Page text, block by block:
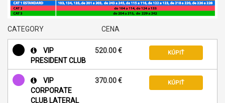
CATEGORY CENA
VIP
PRESIDENT CLUB
520.00 € KÚPIŤ
VIP
CORPORATE
CLUB LATERAL
370.00 € KÚPIŤ